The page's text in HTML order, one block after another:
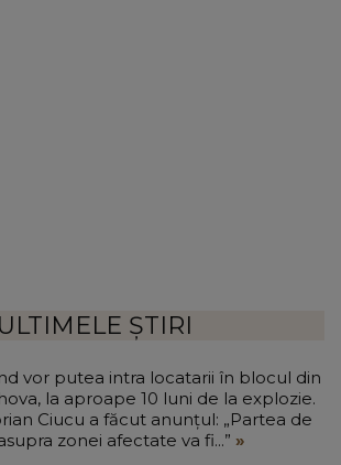
ULTIMELE ȘTIRI
vor putea intra locatarii în blocul din
la aproape 10 luni de la explozie.
Ciucu a făcut anunțul: „Partea de
zonei afectate va fi...”